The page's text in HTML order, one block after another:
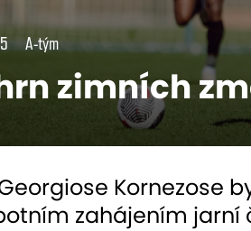
A-tým
zimních
Kornezose
zahájením jarní